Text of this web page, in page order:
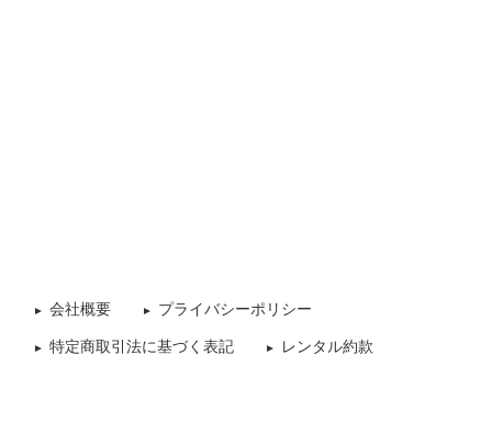
会社概要 プライバシーポリシー
特定商取引法に基づく表記 レンタル約款